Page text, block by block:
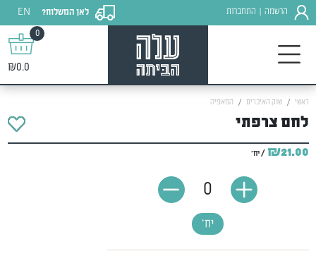
הרשמה התחברות לאן המשלוח?
EN
0
₪0.0
ראשי שוק האיכרים המאפיה
לחם צרפתי
₪21.00 / יח'
יח'
0